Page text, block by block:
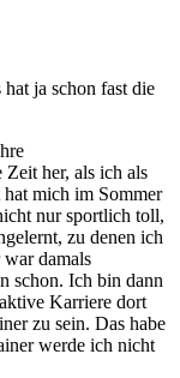
ja schon fast die
Zeit her, als ich als
mich im Sommer
nur sportlich toll,
zu denen ich
damals
schon. Ich bin dann
Karriere dort
zu sein. Das habe
werde ich nicht